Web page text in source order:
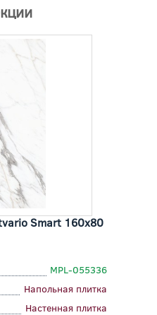
Smart 160x80
MPL-055336
Напольная плитка
Настенная плитка